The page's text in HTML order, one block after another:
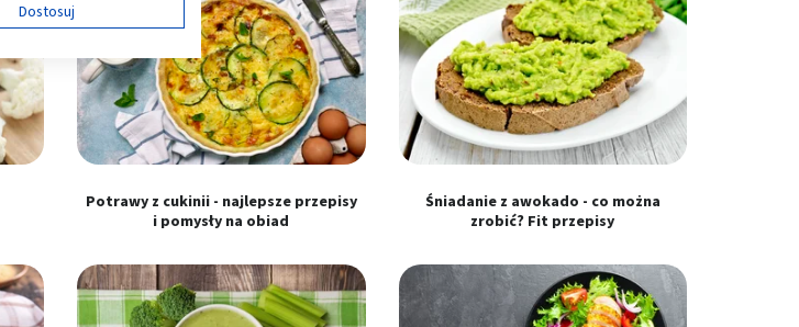
Potrawy z cukinii - najlepsze przepisy
i pomysły na obiad
Śniadanie z awokado - co można
zrobić? Fit przepisy
Dostosuj